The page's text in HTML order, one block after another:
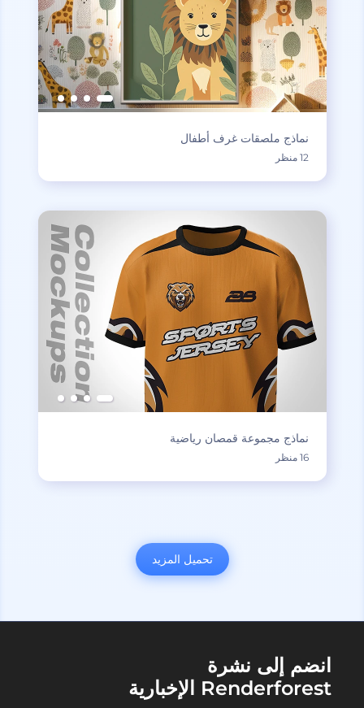
نماذج ملصقات غرف أطفال
12 منظر
نماذج مجموعة قمصان رياضية
16 منظر
تحميل المزيد
انضم إلى نشرة
Renderforest الإخبارية